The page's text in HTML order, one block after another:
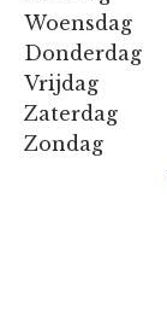
Woensdag
Donderdag
Vrijdag
Zaterdag
Zondag